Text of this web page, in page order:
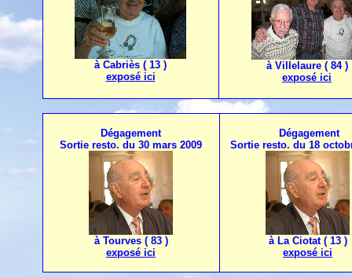
à Cabriès ( 13 )
exposé ici
à Villelaure ( 84 )
exposé ici
Dégagement
Sortie resto. du 30 mars 2009
à Tourves ( 83 )
exposé ici
Dégagement
Sortie resto. du 18
à La Ciotat ( 13 )
exposé ici